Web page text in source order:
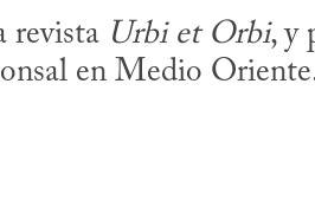
revista Urbi et Orbi, y
en Medio